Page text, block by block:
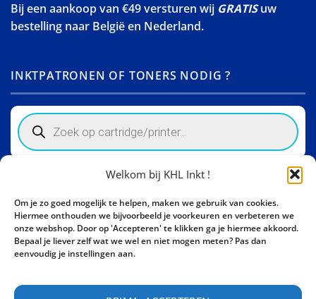
Welkom bij KHL Inkt !
Om je zo goed mogelijk te helpen, maken we gebruik van cookies.
Hiermee onthouden we bijvoorbeeld je voorkeuren en verbeteren we
onze webshop. Door op 'Accepteren' te klikken ga je hiermee akkoord.
Bepaal je liever zelf wat we wel en niet mogen meten? Pas dan
eenvoudig je instellingen aan.
Bij een aankoop van €49 versturen wij GRATISuw
bestelling naar België en Nederland.
INKTPATRONEN OF TONERS NODIG ?
Products
search
Activity Invest BV - KHL, Kempische Steenweg 274
3500 Hasselt - België BE0862447190
Bel ons nu:+32 11 261499